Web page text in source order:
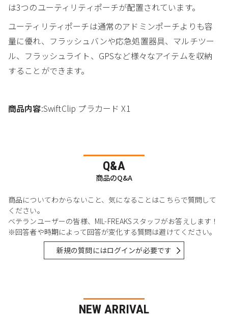
は3つのユーティリティポーチが配置されています。
ユーティリティポーチは通常のアドミンポーチよりも容
量に優れ、フラッシュバンや応急処置器具、マルチツー
ル、フラッシュライト、GPSなど様々なアイテムを収納
することができます。
商品内容:SwiftClip プラカード X1
Q&A
商品のQ&A
商品についてわからないこと、気になることはこちらで質問して
ください。
ベテランユーザーの皆様、MIL-FREAKSスタッフがお答えします！
※回答者や時期によって回答が変化する質問は避けてください。
新規の質問にはログインが必要です
NEW ARRIVAL